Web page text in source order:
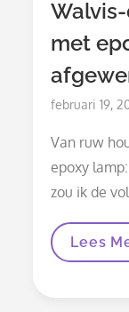
met
Posted
februari 19,
Van ruw
epoxy
zou ik de
Walvis-
Lees